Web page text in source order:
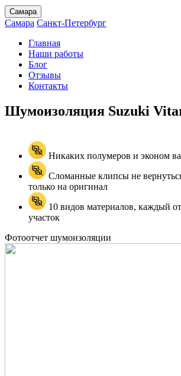
Самара
Самара Санкт-Петербург
Главная
Наши работы
Блог
Отзывы
Контакты
Шумоизоляция Suzuki
Никаких полумеров и эконом
Сломанные клипсы не
только на оригинал
10 видов материалов, каждый
участок
Фотоотчет шумоизоляции